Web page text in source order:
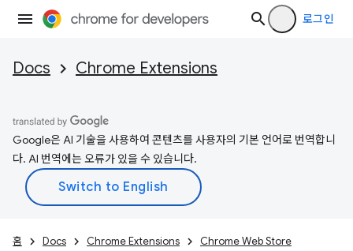
로그인
Docs Chrome Extensions
Google은 AI 기술을 사용하여 콘텐츠를 사용자의 기본 언어로 번역합니
다. AI 번역에는 오류가 있을 수 있습니다.
홈 Docs Chrome Extensions Chrome Web Store